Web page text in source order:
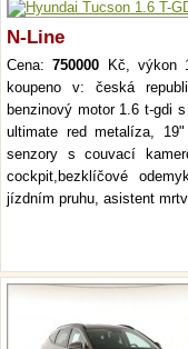
N-Line
Cena:750000 Kč, výkon
koupeno v: česká
benzinový motor 1.6 t-gdi
ultimate red metalíza,
senzory s couvací
cockpit,bezklíčové
jízdním pruhu, asistent